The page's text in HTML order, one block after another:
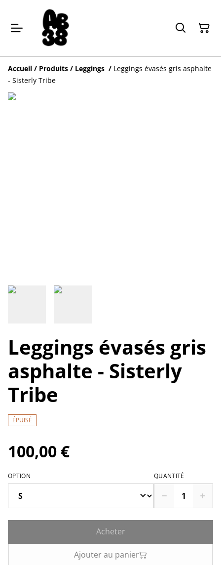
Accueil / Produits / Leggings / Leggings évasés gris asphalte
- Sisterly Tribe
Leggings évasés gris
asphalte - Sisterly
Tribe
ÉPUISÉ
100,00 €
OPTION QUANTITÉ
Acheter
Ajouter au panier